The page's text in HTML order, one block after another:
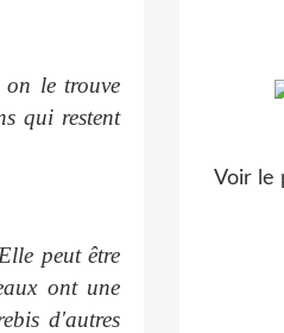
on le trouve
qui restent
peut être
ont une
d'autres
Voir le